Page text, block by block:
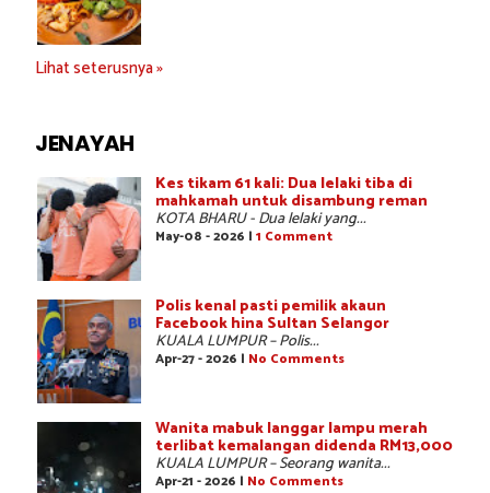
Lihat seterusnya »
JENAYAH
Kes tikam 61 kali: Dua lelaki tiba di
mahkamah untuk disambung reman
KOTA BHARU - Dua lelaki yang...
May-08 - 2026 | 1 Comment
Polis kenal pasti pemilik akaun
Facebook hina Sultan Selangor
KUALA LUMPUR – Polis...
Apr-27 - 2026 | No Comments
Wanita mabuk langgar lampu merah
terlibat kemalangan didenda RM13,000
KUALA LUMPUR – Seorang wanita...
Apr-21 - 2026 | No Comments